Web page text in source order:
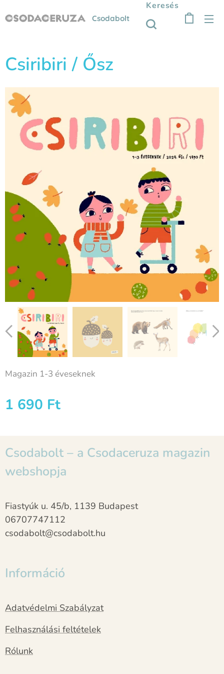
Csodabolt
Keresés
Csiribiri / Ősz
Magazin 1-3 éveseknek
1 690 Ft
Csodabolt – a Csodaceruza magazin
webshopja
Fiastyúk u. 45/b, 1139 Budapest
06707747112
csodabolt@csodabolt.hu
Információ
Adatvédelmi Szabályzat
Felhasználási feltételek
Rólunk